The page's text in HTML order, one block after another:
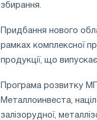
збирання.
Придбання нового
рамках комплексної
продукції, що
Програма розвитку
Металлоинвеста,
залізорудної,